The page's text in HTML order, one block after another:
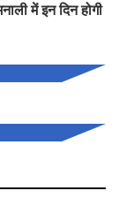
में इन दिन होगी